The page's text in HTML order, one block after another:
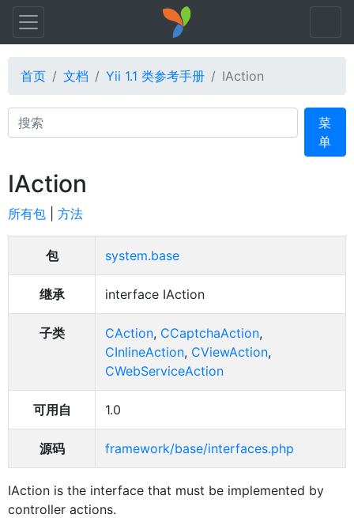
首页 文档 Yii 1.1 类参考手册 IAction
Search
菜
单
IAction
所有包 方法
包 system.base
继承 interface IAction
子类 CAction, CCaptchaAction,
CInlineAction, CViewAction,
CWebServiceAction
可用自 1.0
源码 framework/base/interfaces.php
IAction is the interface that must be implemented by
controller actions.